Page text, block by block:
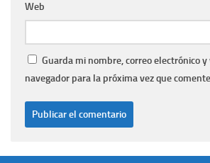
Web
Guarda mi nombre, correo electrónico
navegador para la próxima vez que